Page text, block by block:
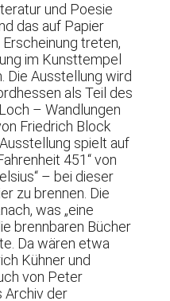
und Poesie
das auf Papier
treten,
im Kunsttempel
Die Ausstellung wird
als Teil des
– Wandlungen
Friedrich Block
spielt auf
451“ von
– bei dieser
zu brennen. Die
was „eine
brennbaren Bücher
Da wären etwa
Kühner und
von Peter
Archiv der